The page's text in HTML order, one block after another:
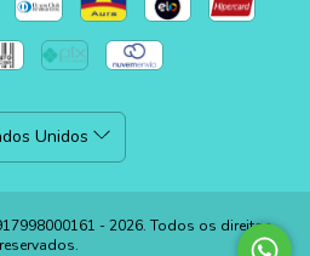
- 2026. Todos os direitos
reservados.